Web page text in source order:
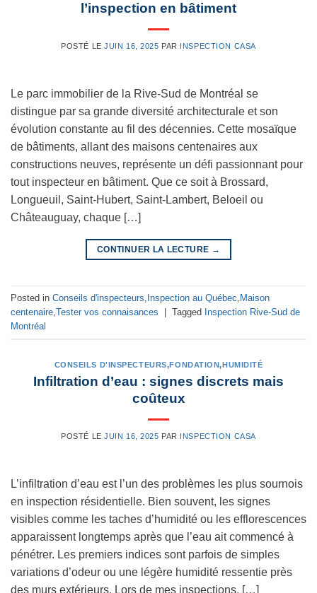
l’inspection en bâtiment
POSTÉ LEJUIN 16, 2025 PAR INSPECTION CASA
Le parc immobilier de la Rive-Sud de Montréal se
distingue par sa grande diversité architecturale et son
évolution constante au fil des décennies. Cette mosaïque
de bâtiments, allant des maisons centenaires aux
constructions neuves, représente un défi passionnant pour
tout inspecteur en bâtiment. Que ce soit à Brossard,
Longueuil, Saint-Hubert, Saint-Lambert, Beloeil ou
Châteauguay, chaque […]
CONTINUER LA LECTURE →
Posted in Conseils d'inspecteurs Inspection au Québec Maison
centenaire Tester vos connaisances | Tagged Inspection Rive-Sud de
Montréal
CONSEILS D'INSPECTEURS,FONDATION, HUMIDITÉ
Infiltration d’eau : signes discrets mais
coûteux
POSTÉ LEJUIN 16, 2025 PAR INSPECTION CASA
L’infiltration d’eau est l’un des problèmes les plus sournois
en inspection résidentielle. Bien souvent, les signes
visibles comme les taches d’humidité ou les efflorescences
apparaissent longtemps après que l’eau ait commencé à
pénétrer. Les premiers indices sont parfois de simples
variations d’odeur ou une légère humidité ressentie près
des murs extérieurs. Lors de mes inspections, […]